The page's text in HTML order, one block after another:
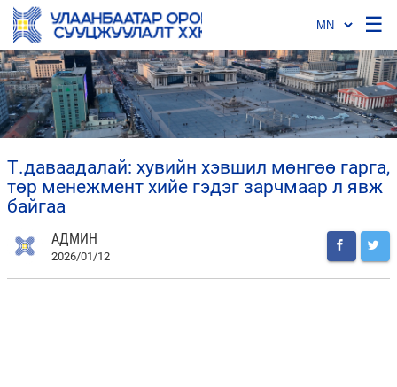
☰
т.даваадалай: хувийн хэвшил мөнгөө гарга,
төр менежмент хийе гэдэг зарчмаар л явж
байгаа
АДМИН
2026/01/12